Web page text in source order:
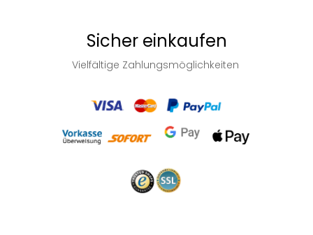
Sicher einkaufen
Vielfältige Zahlungsmöglichkeiten